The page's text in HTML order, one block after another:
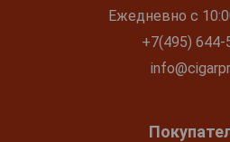
Ежедневно с
+7(495) 644-